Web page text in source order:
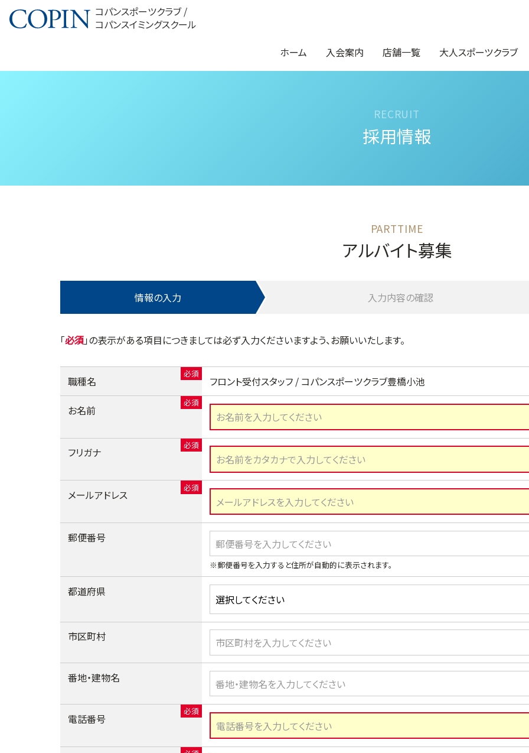
コパンスポーツクラブ /
コパンスイミングスクール
ホーム
入会案内 店舗一覧 大人スポーツクラブ
採用情報
アルバイト募集
情報の入力 入力内容の確認
「 」の表示がある項目につきましては必ず入力くださいますよう、お願いいたします。
職種名 フロント受付スタッフ / コパンスポーツクラブ豊橋小池
お名前
フリガナ
メールアドレス
郵便番号
※郵便番号を入力すると住所が自動的に表示されます。
都道府県
市区町村
番地・建物名
電話番号